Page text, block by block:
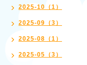
2025-10（1）
2025-09（3）
2025-08（1）
2025-05（3）